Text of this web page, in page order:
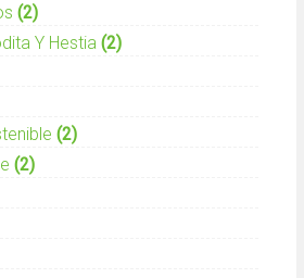
(2)
Y Hestia (2)
(2)
(2)